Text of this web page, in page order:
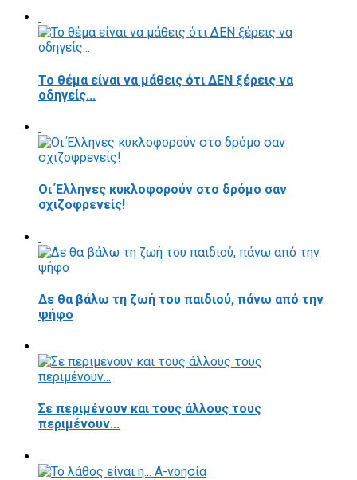
Το θέμα είναι να μάθεις ότι ΔΕΝ ξέρεις να
οδηγείς...
Οι Έλληνες κυκλοφορούν στο δρόμο σαν
σχιζοφρενείς!
Δε θα βάλω τη ζωή του παιδιού, πάνω από την
ψήφο
Σε περιμένουν και τους άλλους τους
περιμένουν...